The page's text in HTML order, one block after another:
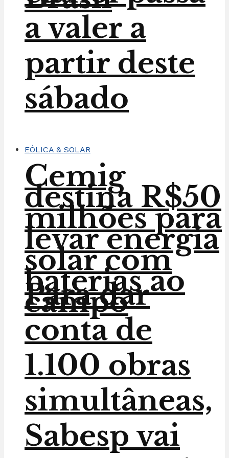
Cemig
destina R$50
milhões para
levar energia
solar com
baterias ao
campo
a valer a
partir deste
sábado
EÓLICA & SOLAR
Para dar
conta de
1.100 obras
simultâneas,
Sabesp vai